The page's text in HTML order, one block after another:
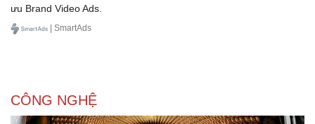
Thông tin doanh nghiệp
Doanh nghiệp 24h
Tin Công nghệ
ưu Brand Video Ads.
| SmartAds
CÔNG NGHỆ